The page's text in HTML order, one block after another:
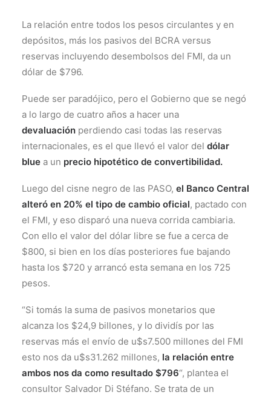
La relación entre todos los pesos circulantes y en
depósitos, más los pasivos del BCRA versus
reservas incluyendo desembolsos del FMI, da un
dólar de $796.
Puede ser paradójico, pero el Gobierno que se negó
a lo largo de cuatro años a hacer una
devaluación perdiendo casi todas las reservas
internacionales, es el que llevó el valor del dólar
blue a un precio hipotético de convertibilidad.
Luego del cisne negro de las PASO, el Banco Central
alteró en 20% el tipo de cambio oficial, pactado con
el FMI, y eso disparó una nueva corrida cambiaria.
Con ello el valor del dólar libre se fue a cerca de
$800, si bien en los días posteriores fue bajando
hasta los $720 y arrancó esta semana en los 725
pesos.
“Si tomás la suma de pasivos monetarios que
alcanza los $24,9 billones, y lo dividís por las
reservas más el envío de u$s7.500 millones del FMI
esto nos da u$s31.262 millones, la relación entre
ambos nos da como resultado $796“, plantea el
consultor Salvador Di Stéfano. Se trata de un